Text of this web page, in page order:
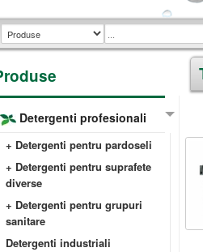
Detergenti profesionali
+ Detergenti pentru pardoseli
+ Detergenti pentru suprafete
diverse
+ Detergenti pentru grupuri
sanitare
Detergenti industriali